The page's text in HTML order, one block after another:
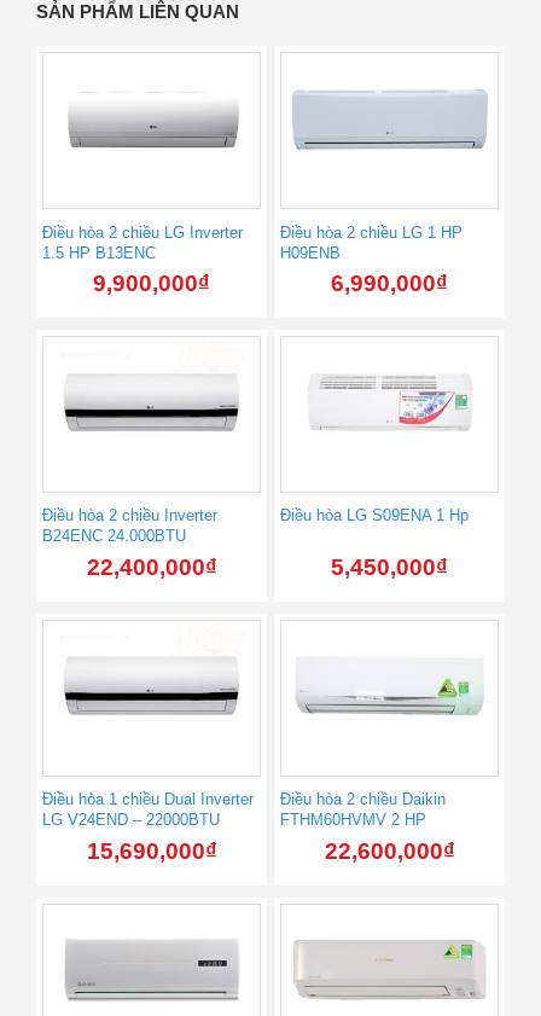
SẢN PHẨM LIÊN QUAN
Điều hòa 2 chiều LG Inverter
1.5 HP B13ENC
9,900,000₫
Điều hòa 2 chiều LG 1 HP
H09ENB
6,990,000₫
Điều hòa 2 chiều Inverter
B24ENC 24.000BTU
22,400,000₫
Điều hòa LG S09ENA 1 Hp
5,450,000₫
Điều hòa 1 chiều Dual Inverter
LG V24END – 22000BTU
15,690,000₫
Điều hòa 2 chiều Daikin
FTHM60HVMV 2 HP
22,600,000₫